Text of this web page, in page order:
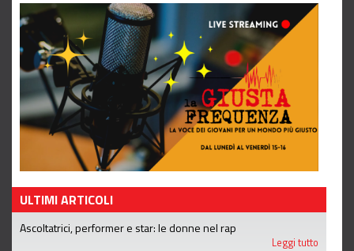
ULTIMI ARTICOLI
Ascoltatrici, performer e star: le donne nel rap
Leggi tutto